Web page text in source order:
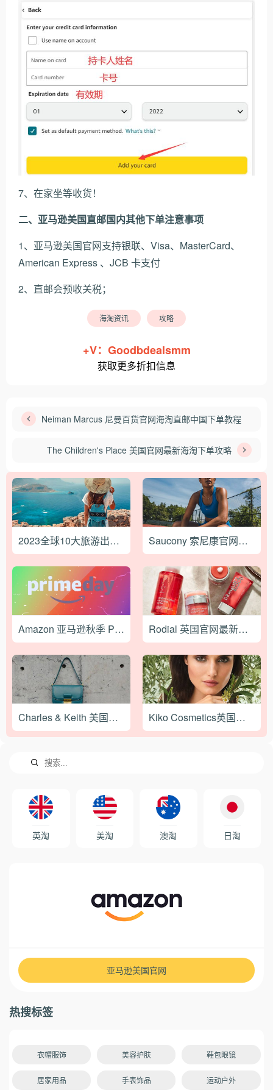
7、在家坐等收货！
二、亚马逊美国直邮国内其他下单注意事项
1、亚马逊美国官网支持银联、Visa、MasterCard、
American Express 、JCB 卡支付
2、直邮会预收关税；
海淘资讯 攻略
+V：Goodbdealsmm
获取更多折扣信息
Neiman Marcus 尼曼百货官网海淘直邮中国下单教程
The Children's Place 美国官网最新海淘下单攻略
2023全球10大旅游出行预定网站 Saucony 索尼康官网最新海淘攻略
Amazon 亚马逊秋季 Prime Day 会员促销活动即将开启！ Rodial 英国官网最新海淘下单攻略教程
Charles & Keith 美国官网2022最新海淘下单攻略教程 Kiko Cosmetics英国官网最新海淘攻略
英淘 美淘 澳淘 日淘
亚马逊美国官网
热搜标签
衣帽服饰 美容护肤 鞋包眼镜
居家用品 手表饰品 运动户外